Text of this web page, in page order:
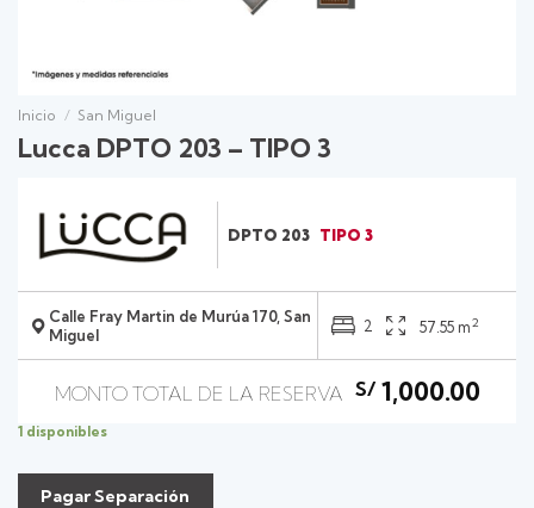
Inicio / San Miguel
Lucca DPTO 203 – TIPO 3
DPTO 203 TIPO 3
Calle Fray Martin de Murúa 170, San
Miguel
2 57.55 m2
S/1,000.00
1 disponibles
Pagar Separación